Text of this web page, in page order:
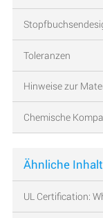
Toleranzen
Hinweise zur
Chemische
Ähnliche
UL Certification: